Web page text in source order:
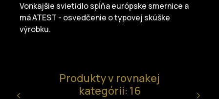
Vonkajšie svietidlo spĺňa európske smernice a
má ATEST - osvedčenie o typovej skúške
výrobku.
Produkty v rovnakej
kategórii: 16